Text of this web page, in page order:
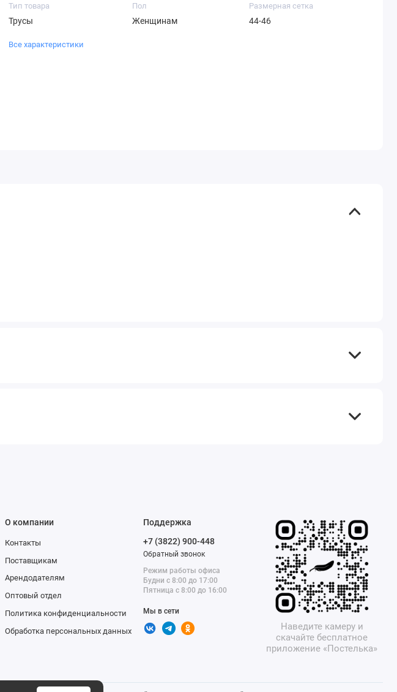
Тип товара
Трусы
Пол
Женщинам
Размерная сетка
44-46
Все характеристики
О компании
Контакты
Поставщикам
Арендодателям
Оптовый отдел
Политика конфиденциальности
Обработка персональных данных
Поддержка
+7 (3822) 900-448
Обратный звонок
Режим работы офиса
Будни с 8:00 до 17:00
Пятница с 8:00 до 16:00
Мы в сети
Наведите камеру и
скачайте бесплатное
приложение «Постелька»